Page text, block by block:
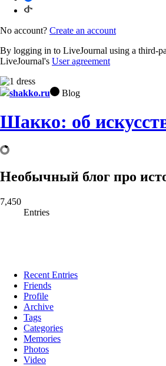
No account? Create an account
By logging in to LiveJournal using a third-
LiveJournal's User agreement
shakko.ru Blog
Шакко: об
Необычный блог про
7,450
Entries
Recent Entries
Friends
Profile
Archive
Tags
Categories
Memories
Photos
Video